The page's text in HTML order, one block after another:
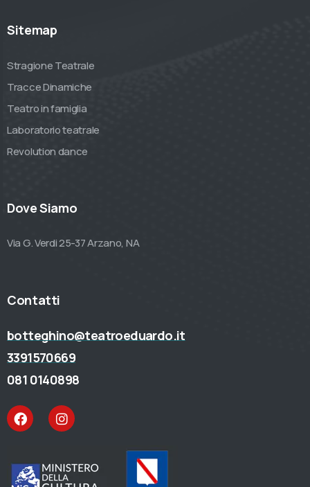
Sitemap
Stragione Teatrale
Tracce Dinamiche
Teatro in famiglia
Laboratorio teatrale
Revolution dance
Dove Siamo
Via G. Verdi 25-37 Arzano, NA
Contatti
botteghino@teatroeduardo.it
3391570669
081 0140898